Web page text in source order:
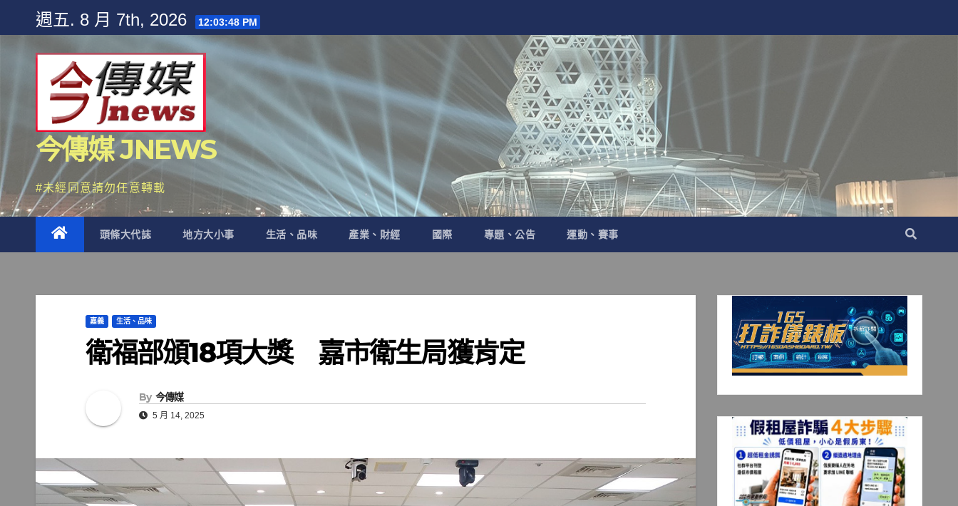
content
週五. 8 月 7th, 2026 12:03:50 PM
今傳媒 JNEWS
#未經同意請勿任意轉載
頭條大代誌 地方大小事 生活、品味 產業、財經 國際 專題、公告 運動、賽事
嘉義 生活、品味
衛福部頒18項大獎 嘉市衛生局獲肯定
By 今傳媒
5 月 14, 2025